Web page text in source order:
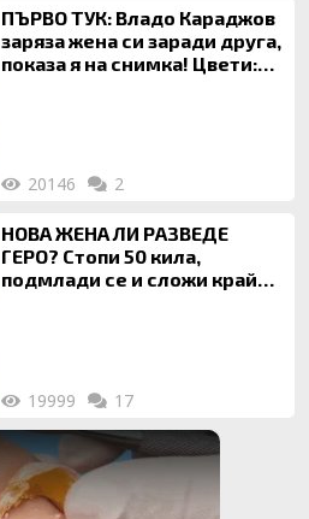
ПЪРВО ТУК: Владо Караджов
заряза жена си заради друга,
показа я на снимка! Цвети:
20146 2
НОВА ЖЕНА ЛИ РАЗВЕДЕ
ГЕРО? Стопи 50 кила,
подмлади се и сложи край
19999 17